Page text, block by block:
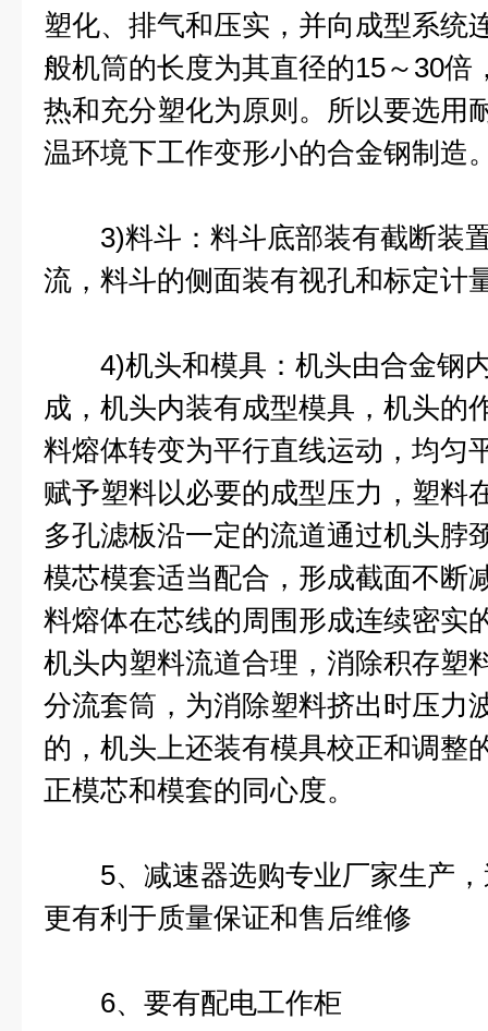
塑化、排气和压实，并向成型系统
般机筒的长度为其直径的15～30倍
热和充分塑化为原则。所以要选用
温环境下工作变形小的合金钢制造
3)料斗：料斗底部装有截断装
流，料斗的侧面装有视孔和标定计
4)机头和模具：机头由合金钢
成，机头内装有成型模具，机头的
料熔体转变为平行直线运动，均匀
赋予塑料以必要的成型压力，塑料
多孔滤板沿一定的流道通过机头脖
模芯模套适当配合，形成截面不断
料熔体在芯线的周围形成连续密实
机头内塑料流道合理，消除积存塑
分流套筒，为消除塑料挤出时压力
的，机头上还装有模具校正和调整
正模芯和模套的同心度。
5、减速器选购专业厂家生产，
更有利于质量保证和售后维修
6、要有配电工作柜